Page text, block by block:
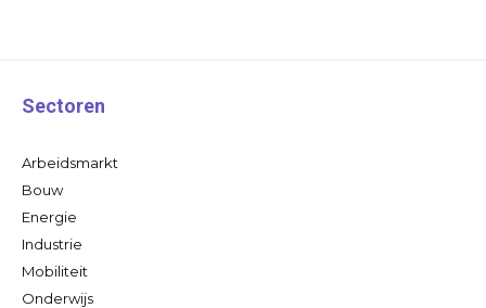
Sectoren
Arbeidsmarkt
Bouw
Energie
Industrie
Mobiliteit
Onderwijs